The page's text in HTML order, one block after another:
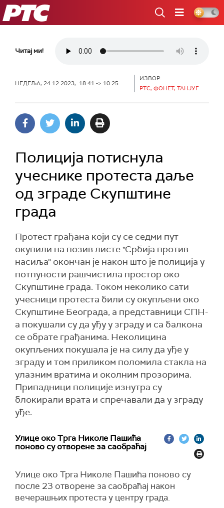
РТС
Читај ми!
НЕДЕЉА, 24.12.2023, 18:41 -> 10:25
ИЗВОР:
РТС, ФОНЕТ, ТАНЈУГ
Полиција потиснула
учеснике протеста даље
од зграде Скупштине
града
Протест грађана који су се седми пут
окупили на позив листе "Србија против
насиља" окончан је након што је полиција у
потпуности рашчистила простор око
Скупштине града. Током неколико сати
учесници протеста били су окупљени око
Скупштине Београда, а представници СПН-
а покушали су да уђу у зграду и са балкона
се обрате грађанима. Неколицина
окупљених покушала је на силу да уђе у
зграду и том приликом поломила стакла на
улазним вратима и околним прозорима.
Припадници полиције изнутра су
блокирали врата и спречавали да у зграду
уђе.
Улице око Трга Николе Пашића
поново су отворене за саобраћај
Улице око Трга Николе Пашића поново су
после 23 отворене за саобраћај након
вечерашњих протеста у центру града.